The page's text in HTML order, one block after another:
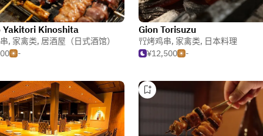
Yakitori Kinoshita
, 家禽类, 居酒屋（日式酒馆）
-
Gion Torisuzu
烤鸡串, 家禽类, 日本料理
¥12,500
-